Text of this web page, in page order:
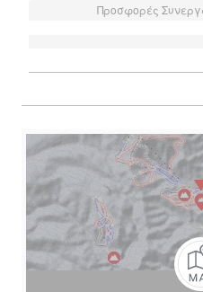
Προσφορές